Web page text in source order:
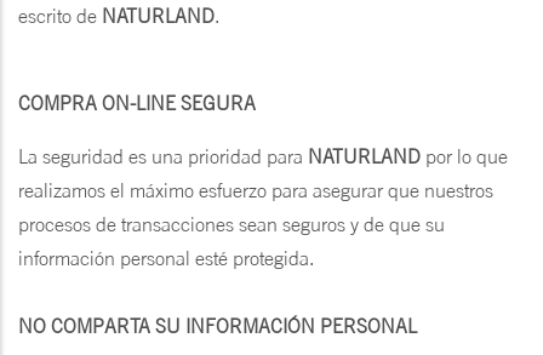
escrito de NATURLAND.
COMPRA ON-LINE SEGURA
La seguridad es una prioridad para NATURLAND por lo que
realizamos el máximo esfuerzo para asegurar que nuestros
procesos de transacciones sean seguros y de que su
información personal esté protegida.
NO COMPARTA SU INFORMACIÓN PERSONAL